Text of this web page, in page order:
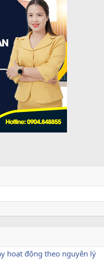
hoạt động theo nguyên lý